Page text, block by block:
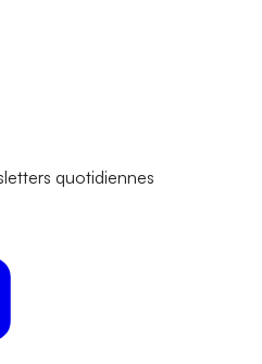
quotidiennes